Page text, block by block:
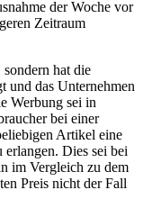
der Woche vor
Zeitraum
hat die
und das Unternehmen
Werbung sei in
bei einer
Artikel eine
erlangen. Dies sei bei
im Vergleich zu dem
Preis nicht der Fall